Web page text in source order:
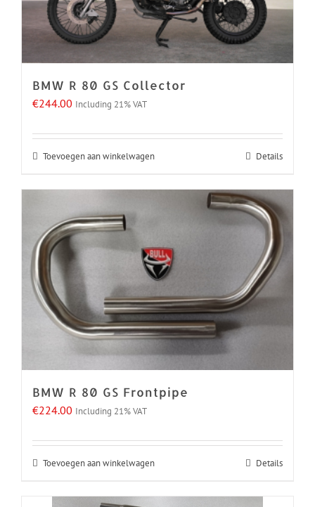
BMW R 80 GS Collector
€244.00 Including 21% VAT
Toevoegen aan winkelwagen Details
BMW R 80 GS Frontpipe
€224.00 Including 21% VAT
Toevoegen aan winkelwagen Details